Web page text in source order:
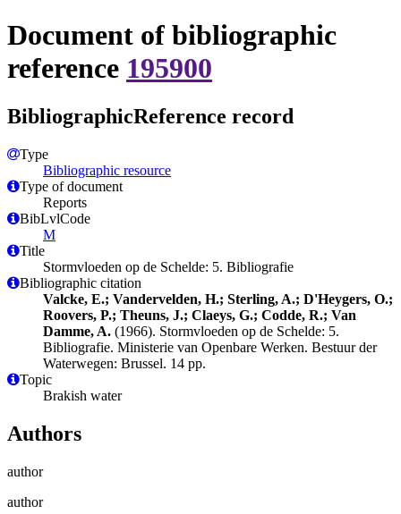
Document of bibliographic
reference 195900
BibliographicReference record
Type
Bibliographic resource
Type of document
Reports
BibLvlCode
M
Title
Stormvloeden op de Schelde: 5. Bibliografie
Bibliographic citation
Valcke, E.; Vandervelden, H.; Sterling, A.; D'Heygers, O.;
Roovers, P.; Theuns, J.; Claeys, G.; Codde, R.; Van
Damme, A. (1966). Stormvloeden op de Schelde: 5.
Bibliografie. Ministerie van Openbare Werken. Bestuur der
Waterwegen: Brussel. 14 pp.
Topic
Brakish water
Authors
author
author